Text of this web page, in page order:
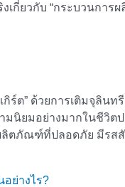
กี่ยวกับ “กระบวนการผ
ต” ด้วยการเติมจุลิน
มนิยมอย่างมากในชีวิ
ตภัณฑ์ที่ปลอดภัย มีรส
อย่างไร?